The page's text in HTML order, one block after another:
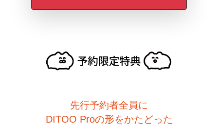
先行予約者全員に
DITOO Proの形をかたどった